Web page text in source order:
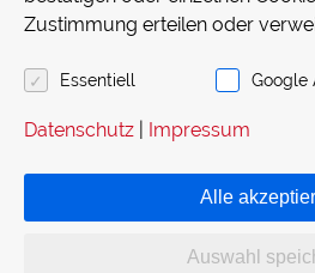
Wir rufen Sie zurück.
Zustimmung erteilen oder
Essentiell Google
Datenschutz Impressum
Alle
Auswahl